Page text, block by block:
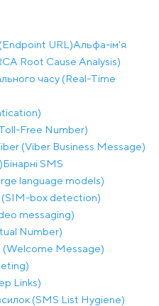
URL)Альфа-ім'я
Root Cause Analysis)
часу (Real-Time
Free Number)
(Viber Business Message)
Бінарні SMS
language models)
(SIM-box detection)
messaging)
Number)
(Welcome Message)
Links)
(SMS List Hygiene)